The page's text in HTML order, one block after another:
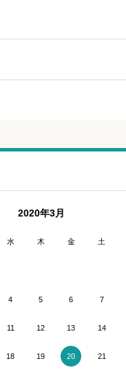
2020年3月
水 木 金 土
4 5 6 7
11 12 13 14
18 19 20 21